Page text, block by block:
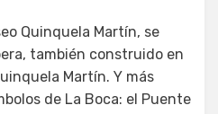
Quinquela Martín, se
también construido en
Martín. Y más
de La Boca: el Puente